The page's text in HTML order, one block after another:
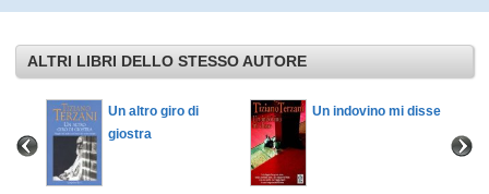
ALTRI LIBRI DELLO STESSO AUTORE
Un altro giro di
giostra
Un indovino mi disse